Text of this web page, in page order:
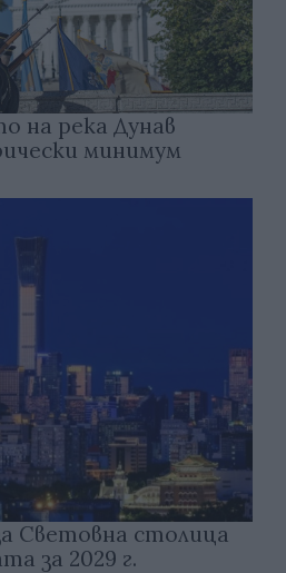
на река Дунав
минимум
Световна столица
за 2029 г.